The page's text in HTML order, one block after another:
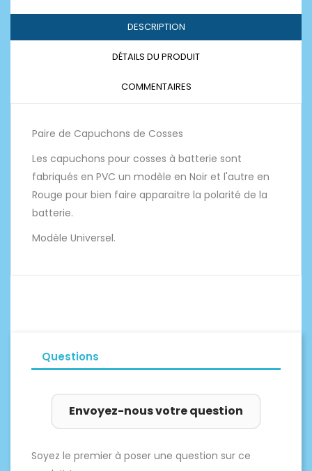
DESCRIPTION
DÉTAILS DU PRODUIT
COMMENTAIRES
Paire de Capuchons de Cosses
Les capuchons pour cosses à batterie sont
fabriqués en PVC un modèle en Noir et l'autre en
Rouge pour bien faire apparaitre la polarité de la
batterie.
Modèle Universel.
Questions
Envoyez-nous votre question
Soyez le premier à poser une question sur ce